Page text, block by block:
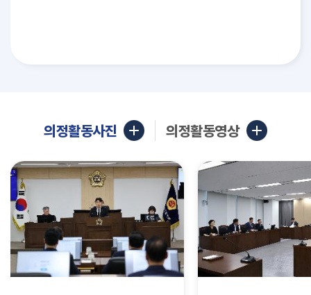
의정활동사진 의정활동영상